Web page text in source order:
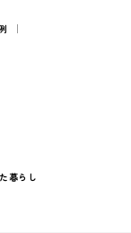
暮らし